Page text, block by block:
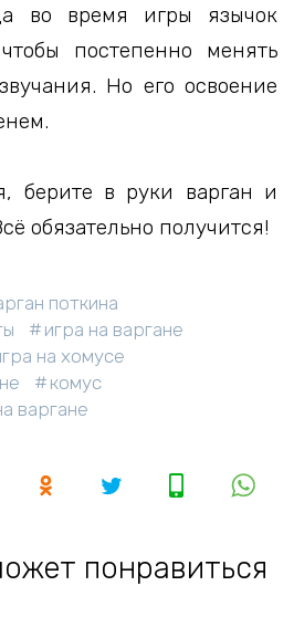
во время игры язычок
постепенно менять
Но его освоение
берите в руки варган и
обязательно получится!
поткина
игра на варгане
на хомусе
комус
варгане
понравиться